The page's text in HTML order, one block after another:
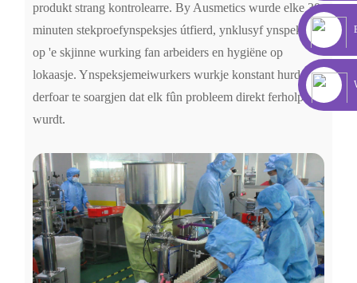
produkt strang kontrolearre. By Ausmetics wurde elke 30
minuten stekproefynspeksjes útfierd, ynklusyf ynspeksjes
op 'e skjinne wurking fan arbeiders en hygiëne op
lokaasje. Ynspeksjemeiwurkers wurkje konstant hurd om
derfoar te soargjen dat elk fûn probleem direkt ferholpen
wurdt.